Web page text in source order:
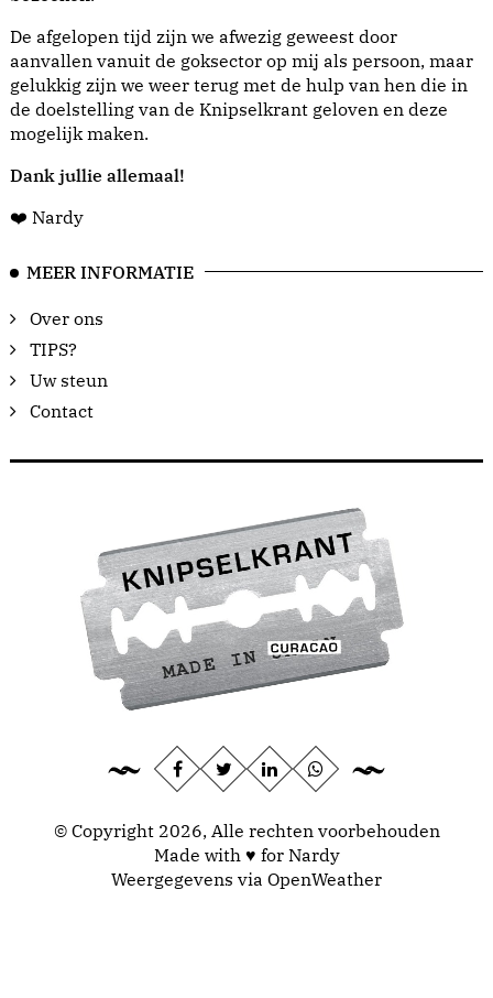
De afgelopen tijd zijn we afwezig geweest door
aanvallen vanuit de goksector op mij als persoon, maar
gelukkig zijn we weer terug met de hulp van hen die in
de doelstelling van de Knipselkrant geloven en deze
mogelijk maken.
Dank jullie allemaal!
❤️ Nardy
MEER INFORMATIE
Over ons
TIPS?
Uw steun
Contact
© Copyright 2026, Alle rechten voorbehouden
Made with ♥ for Nardy
Weergegevens via OpenWeather